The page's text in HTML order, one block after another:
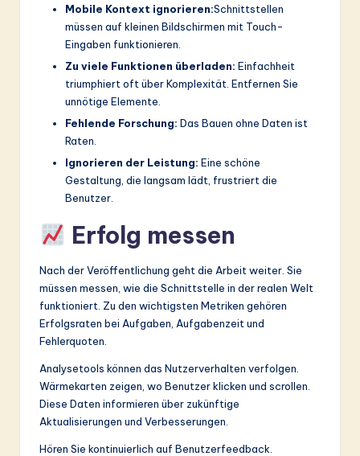
Mobile Kontext ignorieren:Schnittstellen
müssen auf kleinen Bildschirmen mit Touch-
Eingaben funktionieren.
Zu viele Funktionen überladen: Einfachheit
triumphiert oft über Komplexität. Entfernen Sie
unnötige Elemente.
Fehlende Forschung: Das Bauen ohne Daten ist
Raten.
Ignorieren der Leistung: Eine schöne
Gestaltung, die langsam lädt, frustriert die
Benutzer.
Erfolg messen
Nach der Veröffentlichung geht die Arbeit weiter. Sie
müssen messen, wie die Schnittstelle in der realen Welt
funktioniert. Zu den wichtigsten Metriken gehören
Erfolgsraten bei Aufgaben, Aufgabenzeit und
Fehlerquoten.
Analysetools können das Nutzerverhalten verfolgen.
Wärmekarten zeigen, wo Benutzer klicken und scrollen.
Diese Daten informieren über zukünftige
Aktualisierungen und Verbesserungen.
Hören Sie kontinuierlich auf Benutzerfeedback.